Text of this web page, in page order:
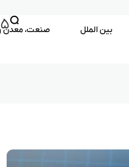
بین الملل صنعت، معدن